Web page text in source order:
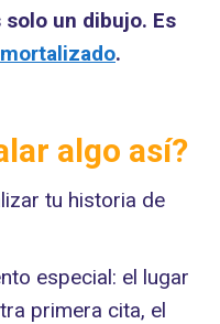
un dibujo. Es
.
algo así?
tu historia de
especial: el lugar
primera cita, el